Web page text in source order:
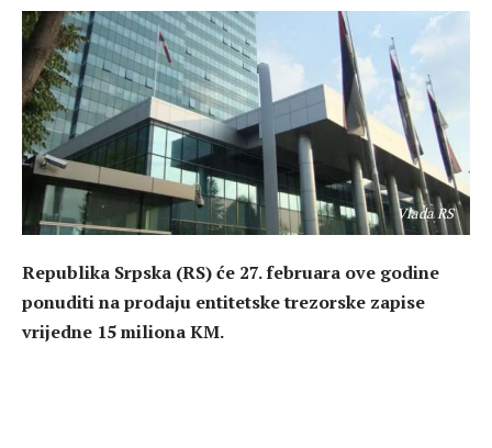
Vlada RS
Republika Srpska (RS) će 27. februara ove godine
ponuditi na prodaju entitetske trezorske zapise
vrijedne 15 miliona KM.